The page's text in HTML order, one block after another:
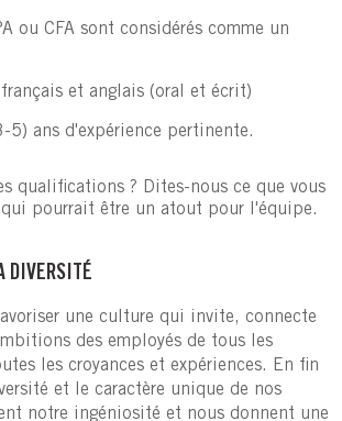
ou CFA sont considérés comme un
et anglais (oral et écrit)
5) ans d'expérience pertinente.
qualifications ? Dites-nous ce que vous
pourrait être un atout pour l'équipe.
DIVERSITÉ
favoriser une culture qui invite, connecte
des employés de tous les
les croyances et expériences. En fin
et le caractère unique de nos
notre ingéniosité et nous donnent une